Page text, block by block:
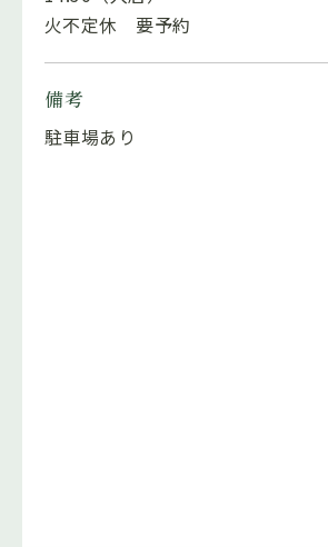
火不定休 要予約
備考
駐車場あり